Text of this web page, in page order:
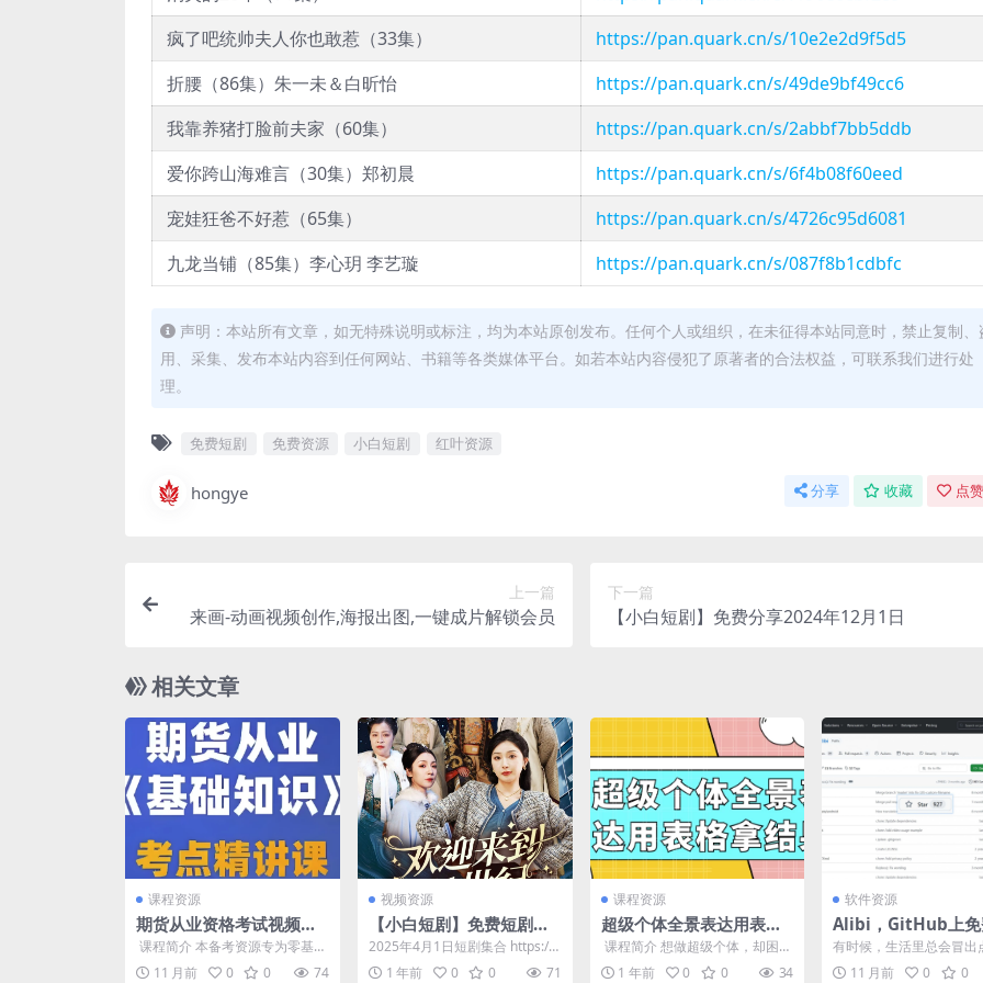
疯了吧统帅夫人你也敢惹（33集）
https://pan.quark.cn/s/10e2e2d9f5d5
折腰（86集）朱一未＆白昕怡
https://pan.quark.cn/s/49de9bf49cc6
我靠养猪打脸前夫家（60集）
https://pan.quark.cn/s/2abbf7bb5ddb
爱你跨山海难言（30集）郑初晨
https://pan.quark.cn/s/6f4b08f60eed
宠娃狂爸不好惹（65集）
https://pan.quark.cn/s/4726c95d6081
九龙当铺（85集）李心玥 李艺璇
https://pan.quark.cn/s/087f8b1cdbfc
声明：本站所有文章，如无特殊说明或标注，均为本站原创发布。任何个人或组织，在未征得本站同意时，禁止复制、
用、采集、发布本站内容到任何网站、书籍等各类媒体平台。如若本站内容侵犯了原著者的合法权益，可联系我们进行处
理。
免费短剧 免费资源 小白短剧 红叶资源
hongye 分享 收藏 点
上一篇
来画-动画视频创作,海报出图,一键成片解锁会员
下一篇
【小白短剧】免费分享2024年12月1日
相关文章
课程资源
期货从业资格考试视频课
程+押题包+笔记资料
​ 课程简介 本备考资源专为零基础
考生设计，覆盖《期货基础知
识》《期货法律法规》...
11 月前 0 0 74
视频资源
【小白短剧】免费短剧资
源分享2025年4月1日
2025年4月1日短剧集合 https://p
an.quark.cn/s/b06...
1 年前 0 0 71
课程资源
超级个体全景表达用表格
拿结果
​ 课程简介 想做超级个体，却困于
表达与结果获取？ 这门课来帮
你！ 课程以全景视...
1 年前 0 0 34
软件资源
Alibi，GitHub上免
源的隐秘相机工具
有时候，生活里总会冒出
欲”。别想歪，我说的可不
会触犯法律的偷拍，...
11 月前 0 0